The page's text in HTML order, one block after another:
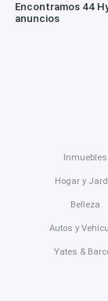
Encontramos 44
anuncios
Inmuebles
Hogar y
Belleza
Autos y
Yates &